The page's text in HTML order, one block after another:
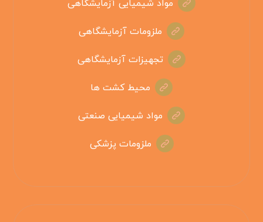
مواد شیمیایی آزمایشگاهی
ملزومات آزمایشگاهی
تجهیزات آزمایشگاهی
محیط کشت ها
مواد شیمیایی صنعتی
ملزومات پزشکی